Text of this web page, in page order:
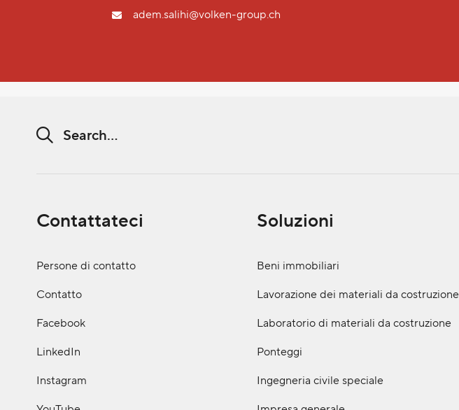
adem.salihi@volken-group.ch
Search string (at lest 3 signs)
Contattateci
Persone di contatto
Contatto
Facebook
LinkedIn
Instagram
Soluzioni
Beni immobiliari
Lavorazione dei materiali da costruzione
Laboratorio di materiali da costruzione
Ponteggi
Ingegneria civile speciale